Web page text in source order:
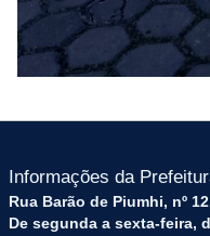
Informações da
Rua Barão de Piumhi, nº
De segunda a sexta-feira,